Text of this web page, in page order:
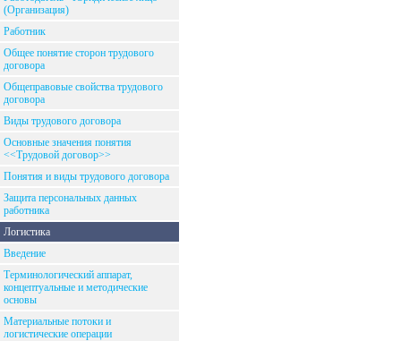
(Организация)
Работник
Общее понятие сторон трудового
договора
Общеправовые свойства трудового
договора
Виды трудового договора
Основные значения понятия
<<Трудовой договор>>
Понятия и виды трудового договора
Защита персональных данных
работника
Логистика
Введение
Терминологический аппарат,
концептуальные и методические
основы
Материальные потоки и
логистические операции